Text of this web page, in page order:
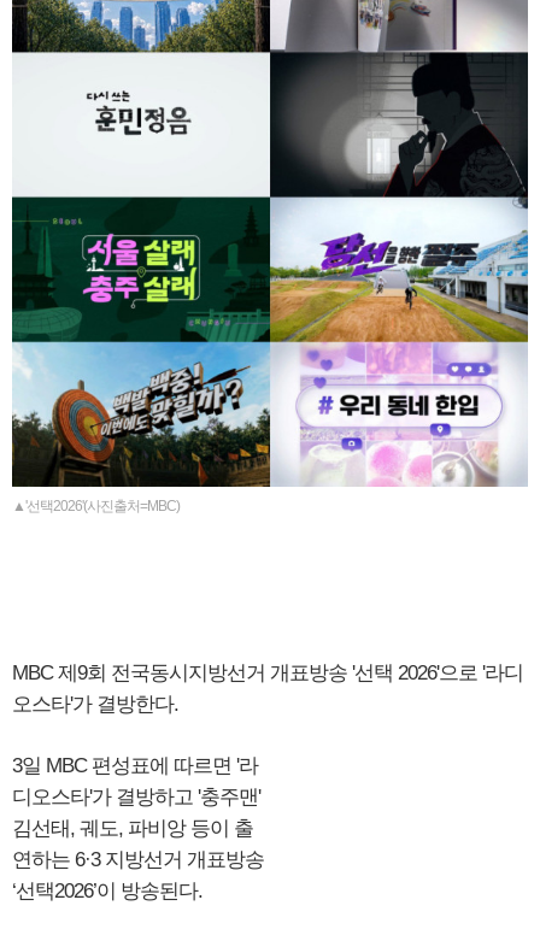
▲'선택2026'(사진출처=MBC)
MBC 제9회 전국동시지방선거 개표방송 '선택 2026'으로 '라디
오스타'가 결방한다.
3일 MBC 편성표에 따르면 '라
디오스타'가 결방하고 '충주맨'
김선태, 궤도, 파비앙 등이 출
연하는 6·3 지방선거 개표방송
‘선택2026’이 방송된다.